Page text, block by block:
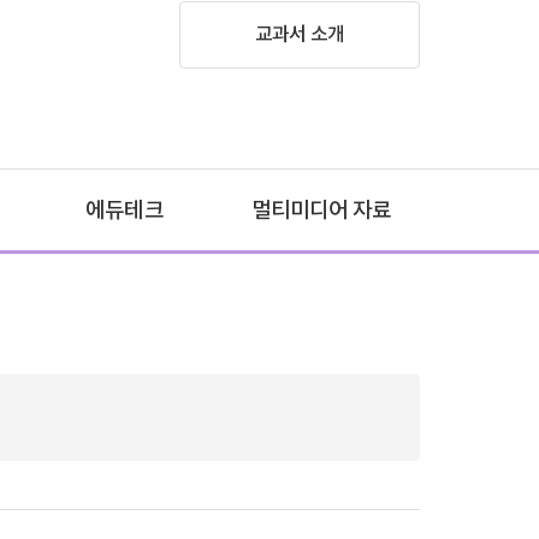
교과서 소개
에듀테크 멀티미디어 자료